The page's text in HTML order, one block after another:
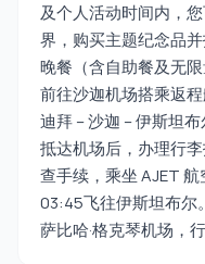
及个人活动时间内，
界，购买主题纪念品
晚餐（含自助餐及无
前往沙迦机场搭乘返程
迪拜 – 沙迦 – 伊斯坦
抵达机场后，办理行
查手续，乘坐 AJET
03:45飞往伊斯坦布尔
萨比哈·格克琴机场，行